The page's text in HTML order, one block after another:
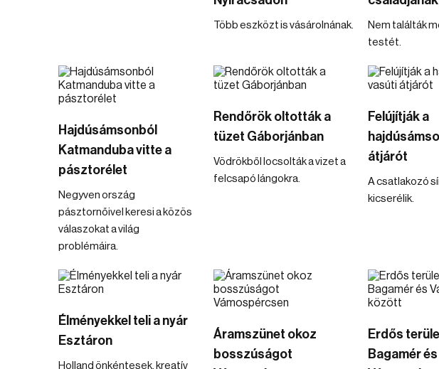
Több eszközt is vásárolnának.
Nem találták
testét.
Hajdúsámsonból
Katmanduba vitte a
pásztorélet
Negyven ország
pásztornőivel keresi a közös
válaszokat a világ
problémáira.
Rendőrök oltották a
tüzet Gáborjánban
Vödrökből locsolták a vizet a
felcsapó lángokra.
Felújítják a
átjárót
A csatlakozó
kicserélik.
Élményekkel teli a nyár
Esztáron
Holland önkéntesek, kreatív
Áramszünet okoz
bosszúságot
Erdős
Bagamér és